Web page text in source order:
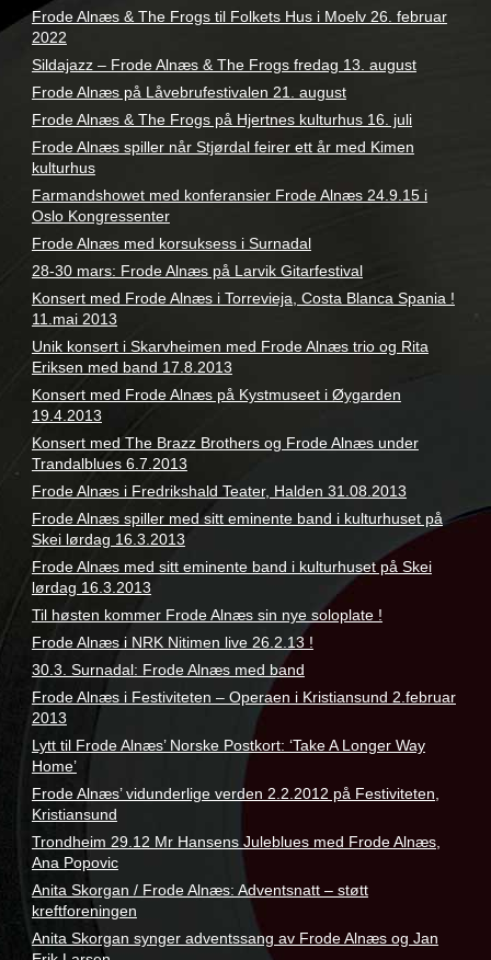
Frode Alnæs & The Frogs til Folkets Hus i Moelv 26. februar
2022
Sildajazz – Frode Alnæs & The Frogs fredag 13. august
Frode Alnæs på Låvebrufestivalen 21. august
Frode Alnæs & The Frogs på Hjertnes kulturhus 16. juli
Frode Alnæs spiller når Stjørdal feirer ett år med Kimen
kulturhus
Farmandshowet med konferansier Frode Alnæs 24.9.15 i
Oslo Kongressenter
Frode Alnæs med korsuksess i Surnadal
28-30 mars: Frode Alnæs på Larvik Gitarfestival
Konsert med Frode Alnæs i Torrevieja, Costa Blanca Spania !
11.mai 2013
Unik konsert i Skarvheimen med Frode Alnæs trio og Rita
Eriksen med band 17.8.2013
Konsert med Frode Alnæs på Kystmuseet i Øygarden
19.4.2013
Konsert med The Brazz Brothers og Frode Alnæs under
Trandalblues 6.7.2013
Frode Alnæs i Fredrikshald Teater, Halden 31.08.2013
Frode Alnæs spiller med sitt eminente band i kulturhuset på
Skei lørdag 16.3.2013
Frode Alnæs med sitt eminente band i kulturhuset på Skei
lørdag 16.3.2013
Til høsten kommer Frode Alnæs sin nye soloplate !
Frode Alnæs i NRK Nitimen live 26.2.13 !
30.3. Surnadal: Frode Alnæs med band
Frode Alnæs i Festiviteten – Operaen i Kristiansund 2.februar
2013
Lytt til Frode Alnæs’ Norske Postkort: ‘Take A Longer Way
Home’
Frode Alnæs’ vidunderlige verden 2.2.2012 på Festiviteten,
Kristiansund
Trondheim 29.12 Mr Hansens Juleblues med Frode Alnæs,
Ana Popovic
Anita Skorgan / Frode Alnæs: Adventsnatt – støtt
kreftforeningen
Anita Skorgan synger adventssang av Frode Alnæs og Jan